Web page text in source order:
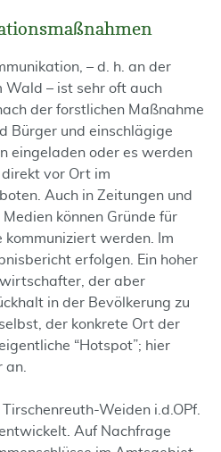
– d. h. an der
Wald – ist sehr oft auch
der forstlichen Maßnahme
Bürger und einschlägige
eingeladen oder es werden
direkt vor Ort im
Auch in Zeitungen und
können Gründe für
kommuniziert werden. Im
erfolgen. Ein hoher
der aber
in der Bevölkerung zu
der konkrete Ort der
“Hotspot”; hier
an.
Weiden i.d.OPf.
Auf Nachfrage